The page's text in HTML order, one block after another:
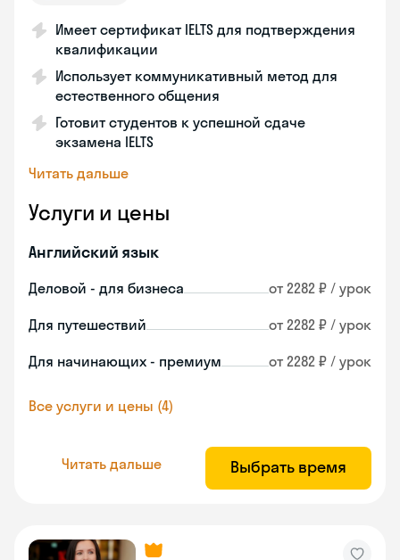
Имеет сертификат IELTS для подтверждения
квалификации
Использует коммуникативный метод для
естественного общения
Готовит студентов к успешной сдаче
экзамена IELTS
Читать дальше
Услуги и цены
Английский язык
Деловой - для бизнеса от 2282 ₽ / урок
Для путешествий от 2282 ₽ / урок
Для начинающих - премиум от 2282 ₽ / урок
Все услуги и цены (4)
Читать дальше Выбрать время